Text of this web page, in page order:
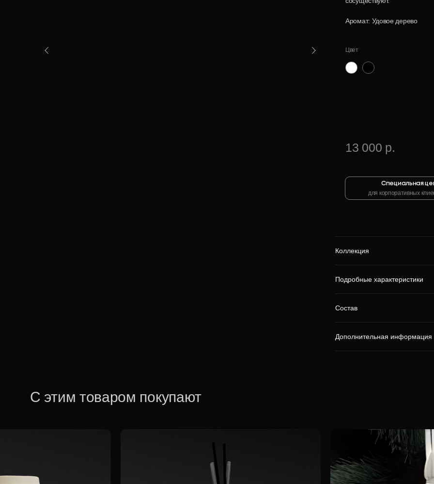
13 000 р.
Цвет
Аромат: Удовое дерево
Специальная
для корпоративных
Коллекция
Подробные характеристики
Состав
Дополнительная информация
С этим товаром покупают